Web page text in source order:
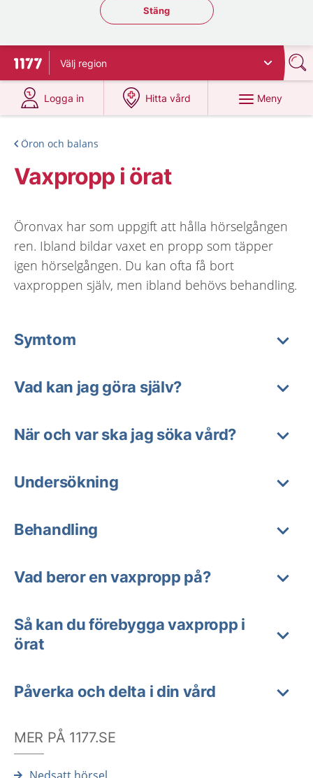
Stäng regionsväljaren
Stäng
Till startsidan för 1177
Välj region
Logga in
på 1177.se
Hitta vård
på 1177.se
Meny
Öron och balans
Vaxpropp i örat
Öronvax har som uppgift att hålla hörselgången
ren. Ibland bildar vaxet en propp som täpper
igen hörselgången. Du kan ofta få bort
vaxproppen själv, men ibland behövs behandling.
Symtom
Vad kan jag göra själv?
När och var ska jag söka vård?
Undersökning
Behandling
Vad beror en vaxpropp på?
Så kan du förebygga vaxpropp i
örat
Påverka och delta i din vård
MER PÅ 1177.SE